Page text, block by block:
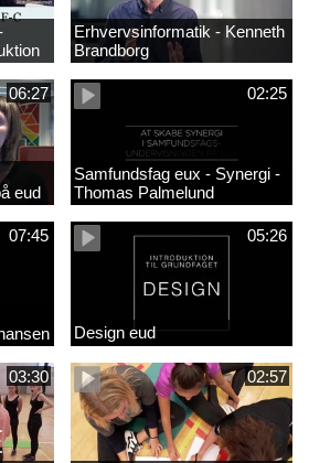
Erhvervsinformatik - Kenneth
Brandborg
06:27
eud
02:25
Samfundsfag eux - Synergi -
Thomas Palmelund
07:45 05:26
Design eud
03:30 02:57